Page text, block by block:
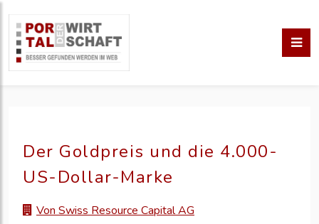
Der Goldpreis und die 4.000-
US-Dollar-Marke
Von Swiss Resource Capital AG